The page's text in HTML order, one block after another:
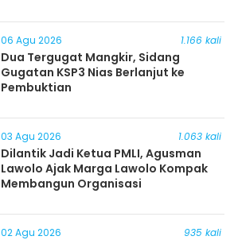
06 Agu 2026 1.166 kali
Dua Tergugat Mangkir, Sidang
Gugatan KSP3 Nias Berlanjut ke
Pembuktian
03 Agu 2026 1.063 kali
Dilantik Jadi Ketua PMLI, Agusman
Lawolo Ajak Marga Lawolo Kompak
Membangun Organisasi
02 Agu 2026 935 kali